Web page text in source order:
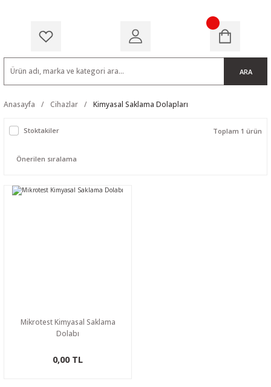
ARA
Anasayfa Cihazlar Kimyasal Saklama Dolapları
Stoktakiler Toplam 1 ürün
Mikrotest Kimyasal Saklama
Dolabı
0,00 TL